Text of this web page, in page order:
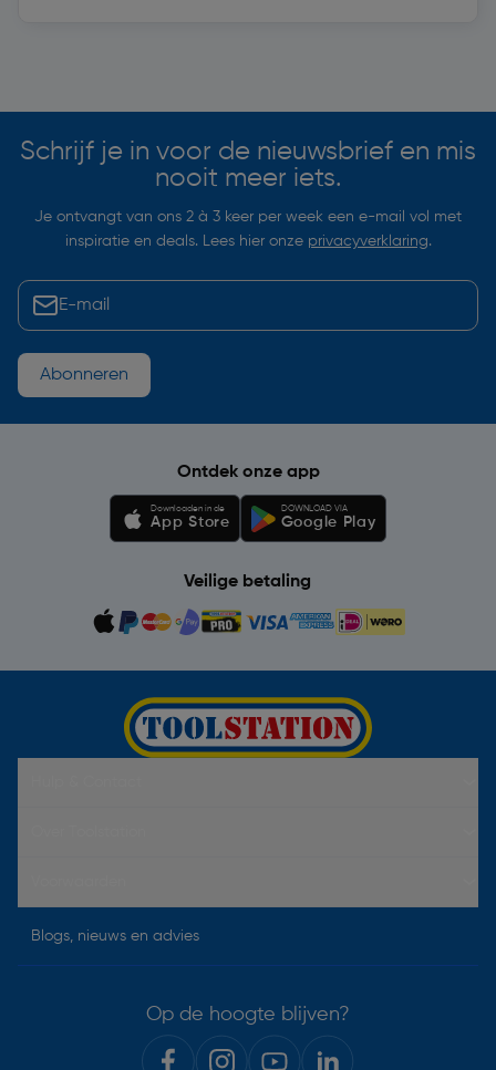
Schrijf je in voor de nieuwsbrief en mis
nooit meer iets.
Je ontvangt van ons 2 à 3 keer per week een e-mail vol met
inspiratie en deals. Lees hier onze privacyverklaring.
Abonneren
Ontdek onze app
Downloaden in de
App Store
DOWNLOAD VIA
Google Play
Veilige betaling
Blogs, nieuws en advies
Op de hoogte blijven?